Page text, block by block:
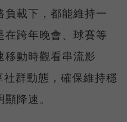
負載下，都能維持一
跨年晚會、球賽等
移動時觀看串流影
群動態，確保維持穩
降速。